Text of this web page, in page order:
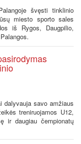
švęsti tinklinio
miesto sporto sales
iš Rygos, Daugpilio,
dalyvauja savo amžiaus
treniruojamos U12,
ir daugiau čempionatų